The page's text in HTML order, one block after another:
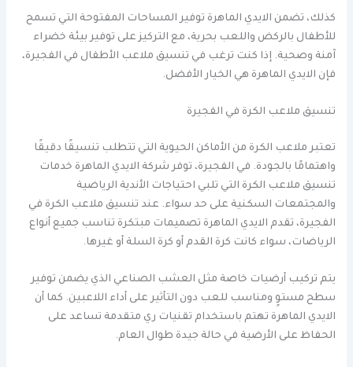
كذلك، تضمن الايدي الماهرة توفير المساحات المفتوحة التي تسمح
للأطفال بالركض واللعب بحرية، مع التركيز على توفير بيئة خضراء
آمنة وصحية. إذا كنت ترغب في تنسيق ملاعب الأطفال في الفجيرة،
فإن الايدي الماهرة هي الخيار الأفضل.
تنسيق ملاعب الكرة في الفجيرة
تعتبر ملاعب الكرة من الأماكن الحيوية التي تتطلب تنسيقًا دقيقًا
واهتمامًا بالجودة. في الفجيرة، توفر شركة الايدي الماهرة خدمات
تنسيق ملاعب الكرة التي تلبي احتياجات الأندية الرياضية
والمجتمعات السكنية على حد سواء. عند تنسيق ملاعب الكرة في
الفجيرة، تقدم الايدي الماهرة تصميمات مبتكرة تناسب جميع أنواع
الرياضات، سواء كانت كرة القدم أو كرة السلة أو غيرها.
يتم تركيب أرضيات خاصة مثل العشب الصناعي الذي يضمن توفير
سطح مستوٍ ومناسب للعب دون التأثير على أداء اللاعبين. كما أن
الايدي الماهرة تهتم باستخدام تقنيات ري متقدمة تساعد على
الحفاظ على الأرضية في حالة جيدة طوال العام.